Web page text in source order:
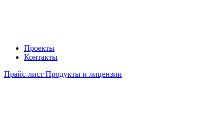
Проекты
Контакты
Прайс-лист Продукты и лицензии